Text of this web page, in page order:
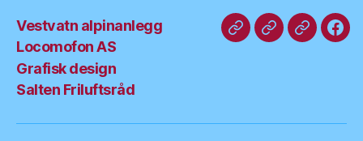
Vestvatn alpinanlegg
Locomofon AS
Grafisk design
Salten Friluftsråd
Tegninger
MalerierSkulptur